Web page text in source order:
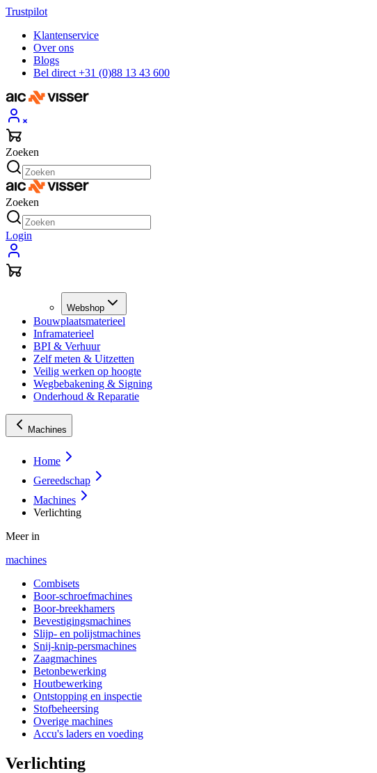
Trustpilot
Klantenservice
Over ons
Blogs
Bel direct +31 (0)88 13 43 600
Zoeken
Zoeken
Login
Webshop
Bouwplaatsmaterieel
Inframaterieel
BPI & Verhuur
Zelf meten & Uitzetten
Veilig werken op hoogte
Wegbebakening & Signing
Onderhoud & Reparatie
Machines
Home
Gereedschap
Machines
Verlichting
Meer in
machines
Combisets
Boor-schroefmachines
Boor-breekhamers
Bevestigingsmachines
Slijp- en polijstmachines
Snij-knip-persmachines
Zaagmachines
Betonbewerking
Houtbewerking
Ontstopping en inspectie
Stofbeheersing
Overige machines
Accu's laders en voeding
Verlichting